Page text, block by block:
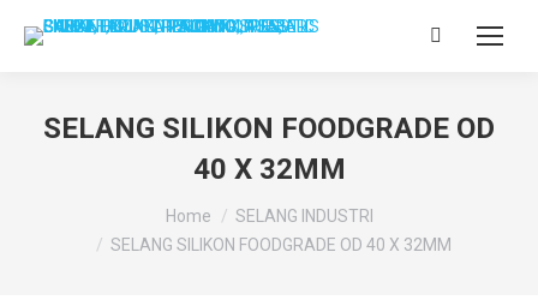
Search:
SELANG SILIKON FOODGRADE OD
40 X 32MM
Home
SELANG INDUSTRI
SELANG SILIKON FOODGRADE OD 40 X 32MM